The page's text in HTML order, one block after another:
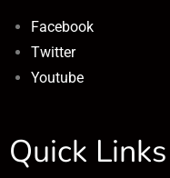
Facebook
Twitter
Youtube
Quick Links